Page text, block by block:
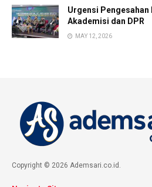
Urgensi Pengesahan
Akademisi dan DPR
MAY 12, 2026
Copyright © 2026 Ademsari.co.id.